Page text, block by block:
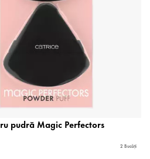
pudră Magic Perfectors
2 Bucăți